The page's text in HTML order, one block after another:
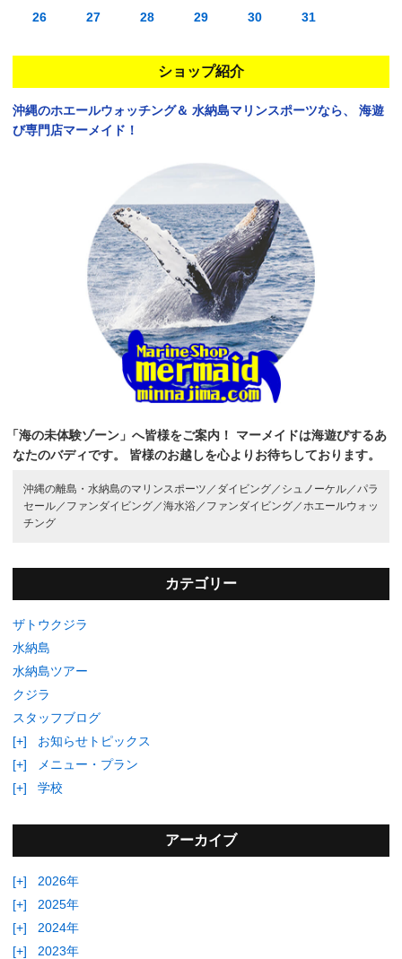
26 27 28 29 30 31
ショップ紹介
沖縄のホエールウォッチング＆ 水納島マリンスポーツなら、
海遊
び専門店マーメイド！
「海の未体験ゾーン」へ皆様をご案内！
マーメイドは海遊びするあ
なたのバディです。
皆様のお越しを心よりお待ちしております。
沖縄の離島・水納島のマリンスポーツ／ ダイビング／ シュノーケル／ パラ
セール／ ファンダイビング／海水浴／ ファンダイビング／ ホエールウォッ
チング
カテゴリー
ザトウクジラ
水納島
水納島ツアー
クジラ
スタッフブログ
[+]
お知らせトピックス
[+]
メニュー・プラン
[+]
学校
アーカイブ
[+]
2026年
[+]
2025年
[+]
2024年
[+]
2023年